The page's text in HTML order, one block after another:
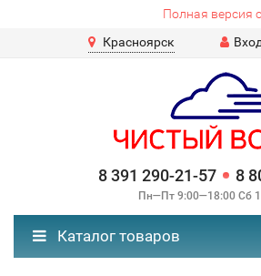
Полная версия
Красноярск
Вход
8 391 290-21-57 8
Пн—Пт 9:00—18:00 Сб
Каталог товаров